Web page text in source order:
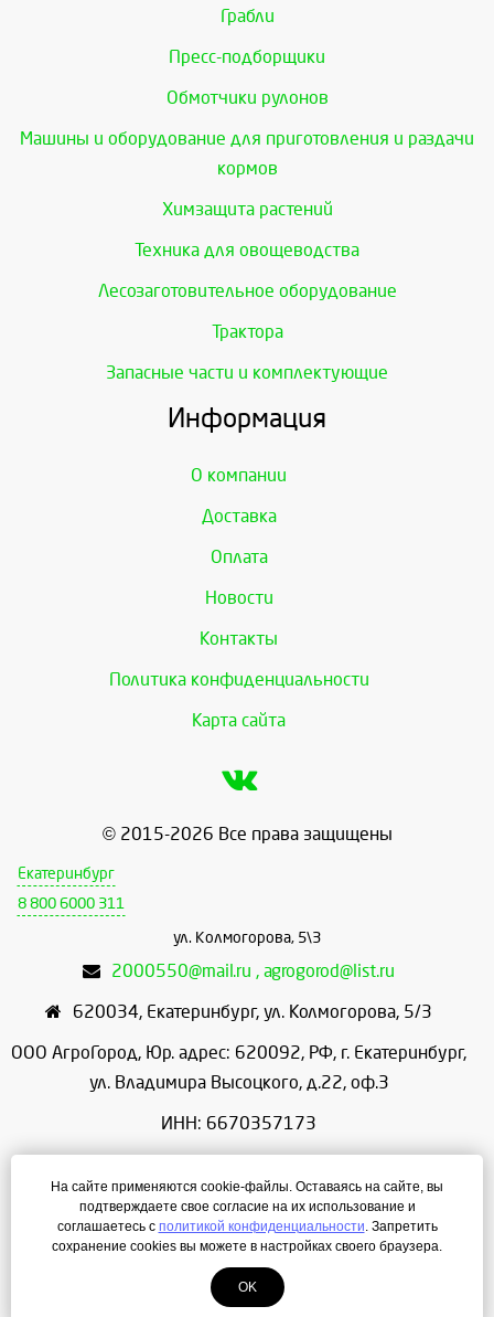
Грабли
Пресс-подборщики
Обмотчики рулонов
Машины и оборудование для приготовления и раздачи
кормов
Химзащита растений
Техника для овощеводства
Лесозаготовительное оборудование
Трактора
Запасные части и комплектующие
Информация
О компании
Доставка
Оплата
Новости
Контакты
Политика конфиденциальности
Карта сайта
© 2015-2026 Все права защищены
Екатеринбург
8 800 6000 311
ул. Колмогорова, 5\3
2000550@mail.ru , agrogorod@list.ru
620034, Екатеринбург, ул. Колмогорова, 5/3
ООО АгроГород, Юр. адрес: 620092, РФ, г. Екатеринбург,
ул. Владимира Высоцкого, д.22, оф.3
ИНН: 6670357173
ОГРН: 1156658086166
Режим работы: с 9:00 до 18:00
Создание сайта — ЛегионА
На сайте применяются cookie-файлы. Оставаясь на сайте, вы
подтверждаете свое согласие на их использование и
соглашаетесь с политикой конфиденциальности. Запретить
сохранение cookies вы можете в настройках своего браузера.
OK